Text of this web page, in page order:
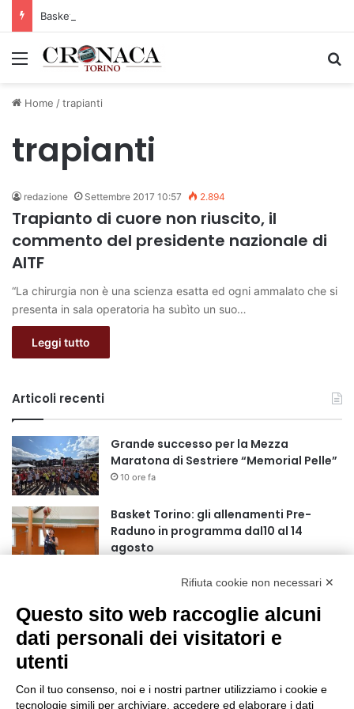
Menu
Home /trapianti
trapianti
redazione Settembre 2017 10:57 2.894
Trapianto di cuore non riuscito, il
commento del presidente nazionale di
AITF
“La chirurgia non è una scienza esatta ed ogni ammalato che si
presenta in sala operatoria ha subìto un suo…
Leggi tutto
Articoli recenti
Grande successo per la Mezza
Maratona di Sestriere “Memorial Pelle”
10 ore fa
Basket Torino: gli allenamenti Pre-
Raduno in programma dal10 al 14
agosto
75 anni di INFN. La comunità, la storia, il
futuro della ricerca in fisica
fondamentale in Italia
18 ore fa
nel pieno della stagione turistica
22 ore fa
Rifiuta cookie non necessari ✕
Questo sito web raccoglie alcuni
dati personali dei visitatori e
utenti
Con il tuo consenso, noi e i nostri partner utilizziamo i cookie e
tecnologie simili per archiviare, accedere ed elaborare i dati